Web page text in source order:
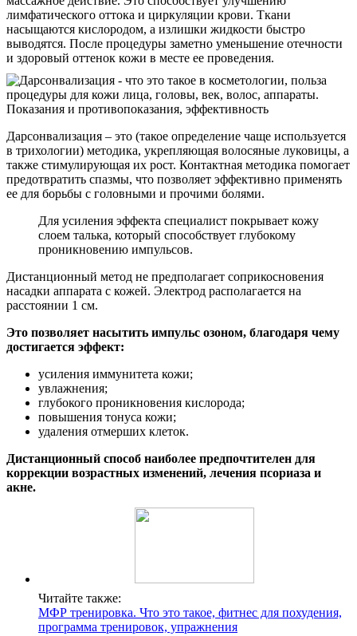
лимфатического оттока и циркуляции крови. Ткани
насыщаются кислородом, а излишки жидкости быстро
выводятся. После процедуры заметно уменьшение отечности
и здоровый оттенок кожи в месте ее проведения.
Дарсонвализация – это (такое определение чаще используется
в трихологии) методика, укрепляющая волосяные луковицы, а
также стимулирующая их рост. Контактная методика помогает
предотвратить спазмы, что позволяет эффективно применять
ее для борьбы с головными и прочими болями.
Для усиления эффекта специалист покрывает кожу
слоем талька, который способствует глубокому
проникновению импульсов.
Дистанционный метод не предполагает соприкосновения
насадки аппарата с кожей. Электрод располагается на
расстоянии 1 см.
Это позволяет насытить импульс озоном, благодаря чему
достигается эффект:
усиления иммунитета кожи;
увлажнения;
глубокого проникновения кислорода;
повышения тонуса кожи;
удаления отмерших клеток.
Дистанционный способ наиболее предпочтителен для
коррекции возрастных изменений, лечения псориаза и
акне.
Читайте также:
МФР тренировка. Что это такое, фитнес для похудения,
программа тренировок, упражнения